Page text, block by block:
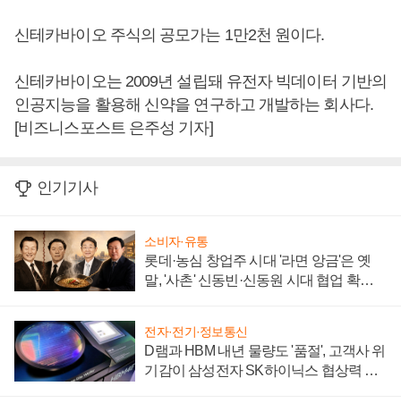
신테카바이오 주식의 공모가는 1만2천 원이다.
신테카바이오는 2009년 설립돼 유전자 빅데이터 기반의
인공지능을 활용해 신약을 연구하고 개발하는 회사다.
[비즈니스포스트 은주성 기자]
인기기사
소비자·유통
롯데·농심 창업주 시대 '라면 앙금'은 옛
말, '사촌' 신동빈·신동원 시대 협업 확대
전자·전기·정보통신
D램과 HBM 내년 물량도 '품절', 고객사 위
기감이 삼성전자 SK하이닉스 협상력 더